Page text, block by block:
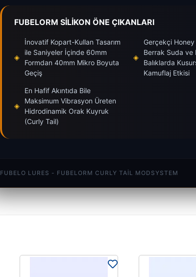
FUBELORM SİLİKON ÖNE ÇIKANLARI
◈
İnovatif Kopart-Kullan Tasarım
ile Saniyeler İçinde 60mm
Formdan 40mm Mikro Boyuta
Geçiş
◈
Gerçekçi
Berrak Suda ve
Balıklarda
Kamuflaj Etkisi
◈
En Hafif Akıntıda Bile
Maksimum Vibrasyon Üreten
Hidrodinamik Orak Kuyruk
(Curly Tail)
FUBELO LURES - FUBELORM CURLY TAIL MODSYSTEM